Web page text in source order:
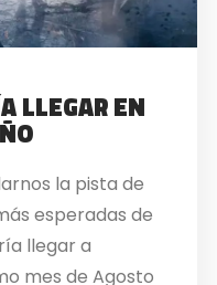
LLEGAR EN
la pista de
esperadas de
llegar a
mes de Agosto